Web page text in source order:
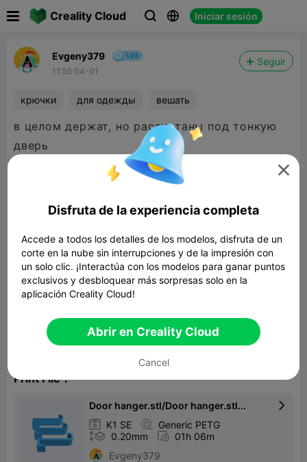
Creality Cloud   Iniciar sesión
Evgeny379
11:55 04-01
Seguir
крючки для одежды вешать
в целом держат, но рассчитаны под тонкую
дверь
Door hanger / Door hook
Modelo 3D relacionado
Print File：
Door hanger.stl/Door hanger.stl... 
 K1 SE  Generic PETG
 0.20mm  01h 06m
Evgeny379

Disfruta de la experiencia completa
Accede a todos los detalles de los modelos, disfruta de un
corte en la nube sin interrupciones y de la impresión con
un solo clic. ¡Interactúa con los modelos para ganar puntos
exclusivos y desbloquear más sorpresas solo en la
aplicación Creality Cloud!
Abrir en Creality Cloud
Cancel